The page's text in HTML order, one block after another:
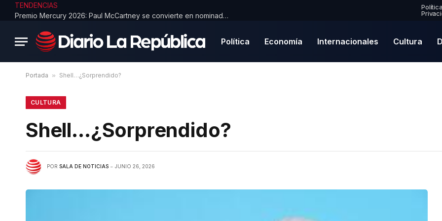
TENDENCIAS
Premio Mercury 2026: Paul McCartney se convierte en nominado por primera vez en una emocionante lista de finalistas
Política Economía Internacionales Cultura
Portada » Shell…¿Sorprendido?
CULTURA
Shell…¿Sorprendido?
POR SALA DE NOTICIAS JUNIO 26, 2026